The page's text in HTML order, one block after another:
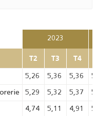
2023
T2 T3 T4
5,26 5,36 5,36
5,29 5,32 5,37
4,74 5,11 4,91